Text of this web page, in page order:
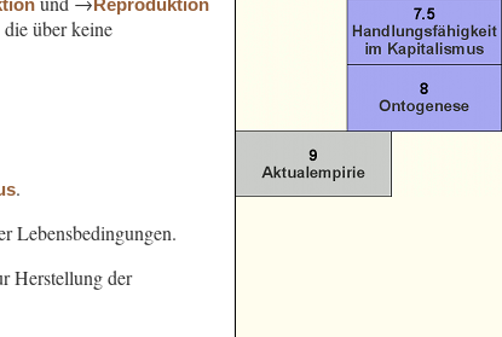
die über keine
.
Lebensbedingungen.
Herstellung der